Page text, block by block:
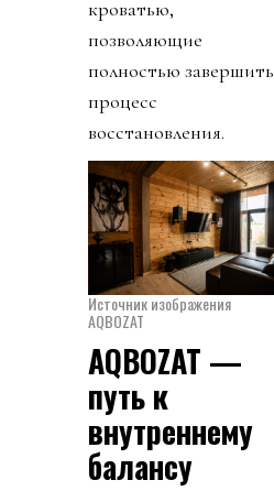
кроватью,
позволяющие
полностью завершить
процесс
восстановления.
Источник изображения
AQBOZAT
AQBOZAT —
путь к
внутреннему
балансу